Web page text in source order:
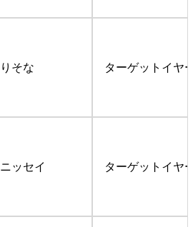
りそな ターゲットイヤ
ニッセイ ターゲットイヤ